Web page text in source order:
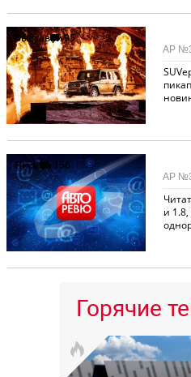
Выставки95
АР
Письма156
и
АР
Горячие